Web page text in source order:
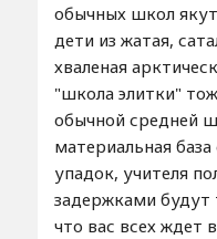
обычных школ
дети из жатая,
хваленая
"школа элитки"
обычной средней
материальная
упадок, учителя
задержками будут
что вас всех ждет